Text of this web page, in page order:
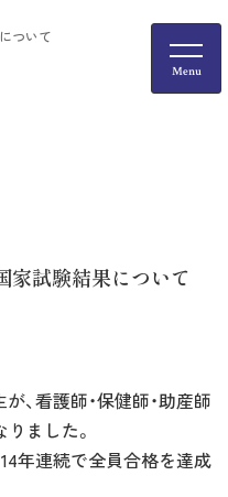
ついて
家試験結果について
、看護師・保健師・助産師
ました。
年連続で全員合格を達成